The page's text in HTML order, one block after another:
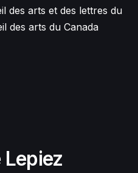
des arts et des lettres du
des arts du Canada